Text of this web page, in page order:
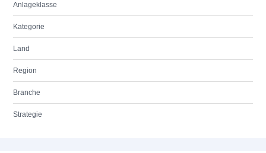
Anlageklasse
Kategorie
Land
Region
Branche
Strategie